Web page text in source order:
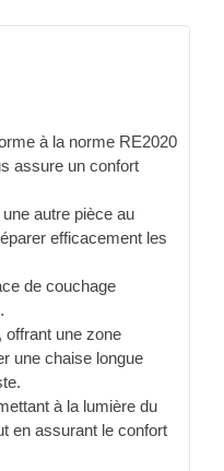
à la norme RE2020
assure un confort
autre pièce au
efficacement les
de couchage
offrant une zone
une chaise longue
à la lumière du
en assurant le confort